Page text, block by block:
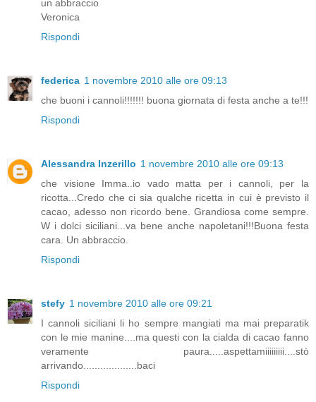
un abbraccio
Veronica
Rispondi
federica 1 novembre 2010 alle ore 09:13
che buoni i cannoli!!!!!!! buona giornata di festa anche a te!!!
Rispondi
Alessandra Inzerillo 1 novembre 2010 alle ore 09:13
che visione Imma..io vado matta per i cannoli, per la
ricotta...Credo che ci sia qualche ricetta in cui è previsto il
cacao, adesso non ricordo bene. Grandiosa come sempre.
W i dolci siciliani...va bene anche napoletani!!!Buona festa
cara. Un abbraccio.
Rispondi
stefy 1 novembre 2010 alle ore 09:21
I cannoli siciliani li ho sempre mangiati ma mai preparatik
con le mie manine....ma questi con la cialda di cacao fanno
veramente paura.....aspettamiiiiiiiii....stò
arrivando...................baci
Rispondi